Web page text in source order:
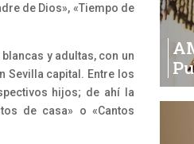
de Dios», «Tiempo de
y adultas, con un
Sevilla capital. Entre los
hijos; de ahí la
de casa» o «Cantos